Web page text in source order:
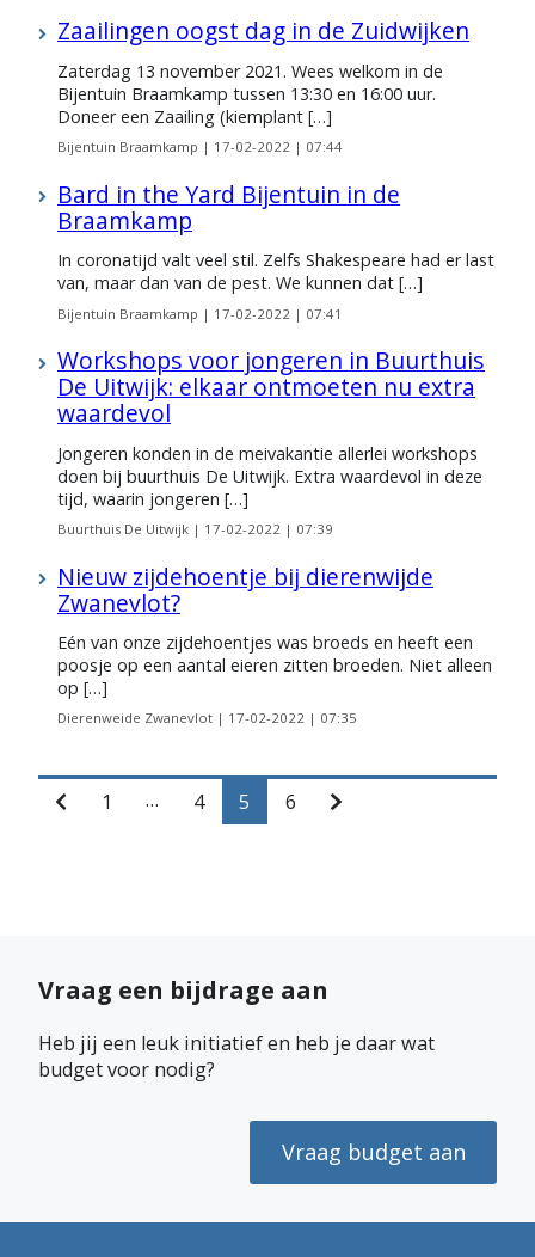
Zaailingen oogst dag in de Zuidwijken
Zaterdag 13 november 2021. Wees welkom in de
Bijentuin Braamkamp tussen 13:30 en 16:00 uur.
Doneer een Zaailing (kiemplant […]
Bijentuin Braamkamp | 17-02-2022 | 07:44
Bard in the Yard Bijentuin in de
Braamkamp
In coronatijd valt veel stil. Zelfs Shakespeare had er last
van, maar dan van de pest. We kunnen dat […]
Bijentuin Braamkamp | 17-02-2022 | 07:41
Workshops voor jongeren in Buurthuis
De Uitwijk: elkaar ontmoeten nu extra
waardevol
Jongeren konden in de meivakantie allerlei workshops
doen bij buurthuis De Uitwijk. Extra waardevol in deze
tijd, waarin jongeren […]
Buurthuis De Uitwijk | 17-02-2022 | 07:39
Nieuw zijdehoentje bij dierenwijde
Zwanevlot?
Eén van onze zijdehoentjes was broeds en heeft een
poosje op een aantal eieren zitten broeden. Niet alleen
op […]
Dierenweide Zwanevlot | 17-02-2022 | 07:35
1 … 4 5 6
Vraag een bijdrage aan
Heb jij een leuk initiatief en heb je daar wat
budget voor nodig?
Vraag budget aan